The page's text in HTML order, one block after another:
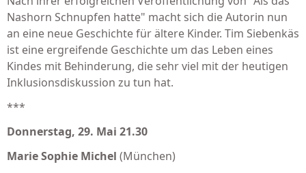
Nashorn Schnupfen hatte" macht sich die Autorin nun
an eine neue Geschichte für ältere Kinder. Tim Siebenkäs
ist eine ergreifende Geschichte um das Leben eines
Kindes mit Behinderung, die sehr viel mit der heutigen
Inklusionsdiskussion zu tun hat.
***
Donnerstag, 29. Mai 21.30
Marie Sophie Michel (München)